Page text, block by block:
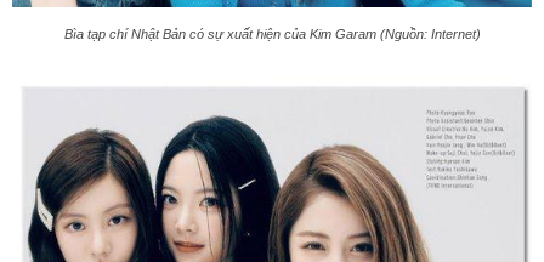
Bìa tạp chí Nhật Bản có sự xuất hiện của Kim Garam (Nguồn: Internet)